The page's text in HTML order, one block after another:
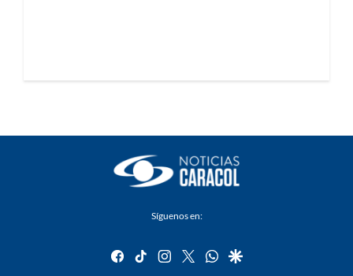
Síguenos en:
facebook
tiktok instagram
twitterwhatsapp
google